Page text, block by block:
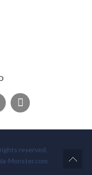
reserved.
Monster.com